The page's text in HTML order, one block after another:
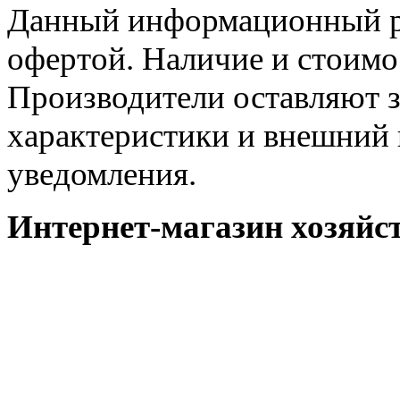
Данный информационный
офертой. Наличие и
Производители оставляют
характеристики и внешний
уведомления.
Интернет-магазин